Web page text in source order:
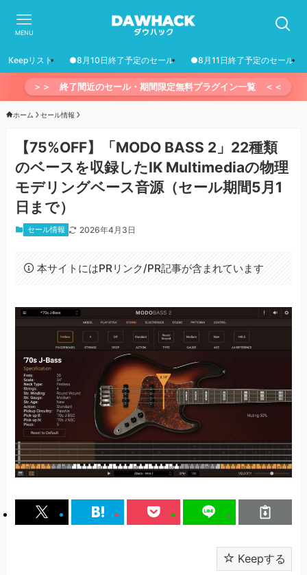
MENU
Keepリスト ●8月10日終了予定のセール ●8月11日終了予定のセール
＞＞ 終了間近のセール・期間限定無料プラグイン一覧 ＜＜
ホーム セール情報
【75%OFF】「MODO BASS 2」22種類
のベースを収録したIK Multimediaの物理
モデリングベース音源（セール期間5月1
日まで）
セール情報 2026年4月3日
本サイトにはPRリンク/PR記事が含まれています
Keepする